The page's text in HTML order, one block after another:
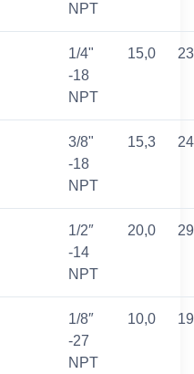
NPT
1/4"
-18
NPT
15,0
3/8"
-18
NPT
15,3
1/2″
-14
NPT
20,0
1/8″
-27
NPT
10,0